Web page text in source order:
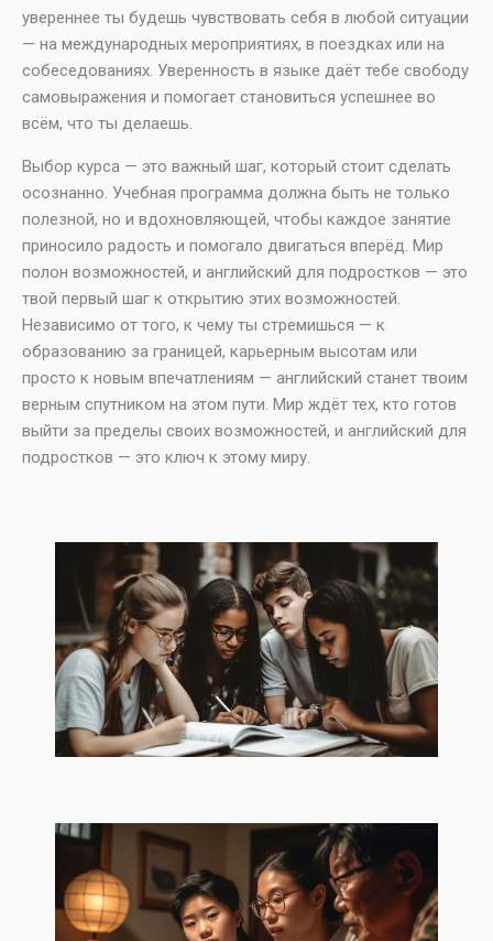
увереннее ты будешь чувствовать себя в любой ситуации
— на международных мероприятиях, в поездках или на
собеседованиях. Уверенность в языке даёт тебе свободу
самовыражения и помогает становиться успешнее во
всём, что ты делаешь.
Выбор курса — это важный шаг, который стоит сделать
осознанно. Учебная программа должна быть не только
полезной, но и вдохновляющей, чтобы каждое занятие
приносило радость и помогало двигаться вперёд. Мир
полон возможностей, и английский для подростков — это
твой первый шаг к открытию этих возможностей.
Независимо от того, к чему ты стремишься — к
образованию за границей, карьерным высотам или
просто к новым впечатлениям — английский станет твоим
верным спутником на этом пути. Мир ждёт тех, кто готов
выйти за пределы своих возможностей, и английский для
подростков — это ключ к этому миру.